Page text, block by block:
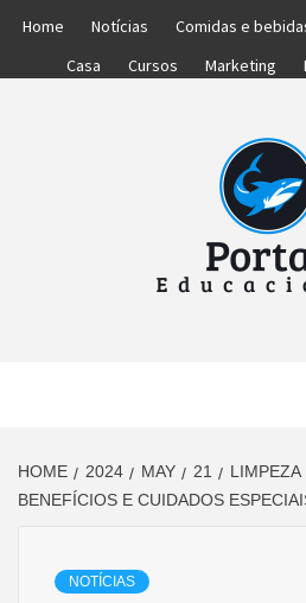
Home Notícias Comidas e
Casa
Cursos Marketing
HOME 2024 MAY 21
LIMPEZA
BENEFÍCIOS E CUIDADOS
NOTÍCIAS